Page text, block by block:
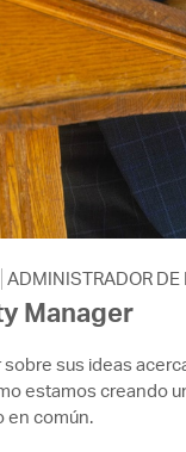
ADMINISTRADOR DE
Manager
sus ideas
estamos creando
en común.